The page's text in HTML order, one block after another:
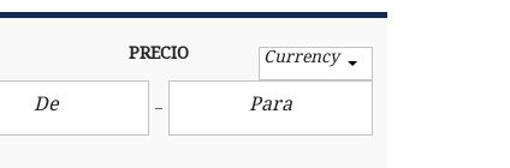
PRECIO Currency